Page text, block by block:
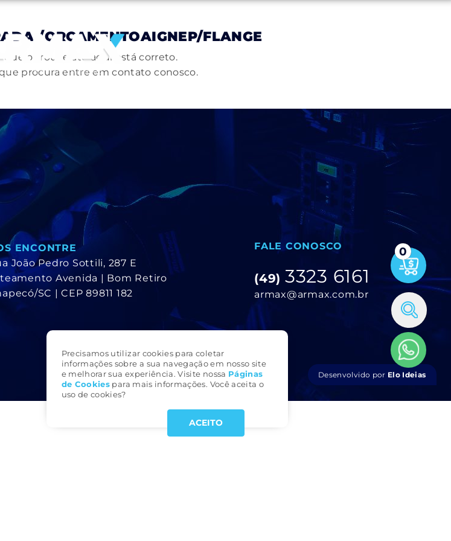
Precisamos utilizar cookies para coletar
informações sobre a sua navegação em nosso site
e melhorar sua experiência. Visite nossa Páginas
de Cookies para mais informações. Você aceita o
uso de cookies?
ACEITO
/ORCAMENTOAIGNEP/FLANGE
que o trouxe até aqui está correto.
procura entre em contato conosco.
0
ENCONTRE
João Pedro Sottili, 287 E
Avenida | Bom Retiro
SC | CEP 89811 182
FALE CONOSCO
(49) 3323 6161
armax@armax.com.br
Desenvolvido por Elo Ideias